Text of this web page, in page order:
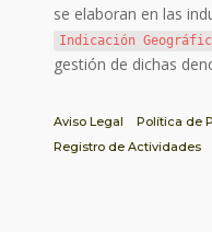
se elaboran en las
Indicación
gestión de dichas
Aviso Legal Política de
Registro de Actividades